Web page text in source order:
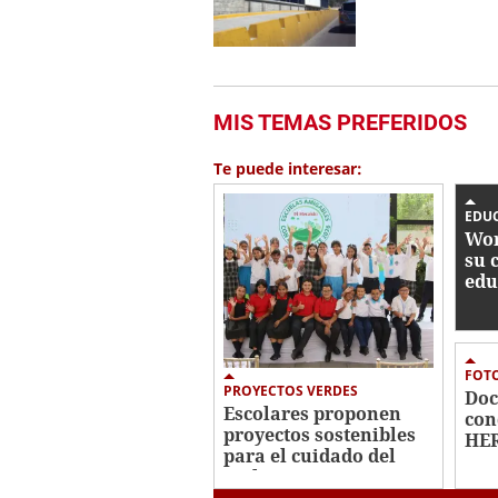
MIS TEMAS PREFERIDOS
Te puede interesar:
PROYECTOS VERDES
Escolares proponen
proyectos sostenibles
para el cuidado del
ambiente
su